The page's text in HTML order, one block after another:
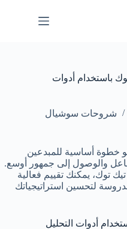
باستخدام أدوات
شروحات سوشيال
خطوة أساسية للمبدعين
والوصول إلى جمهور أوسع.
توك، يمكنك تقييم فعالية
لتحسين استراتيجياتك
أدوات التحليل